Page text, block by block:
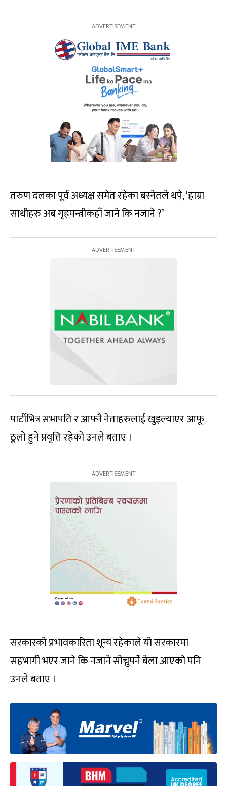
तरुण दलका पूर्व अध्यक्ष समेत रहेका बस्नेतले थपे, ‘हाम्रा
साथीहरु अब गृहमन्त्रीकहाँ जाने कि नजाने ?’
पार्टीभित्र सभापति र आफ्नै नेताहरुलाई खुइल्याएर आफू
ठूलो हुने प्रवृत्ति रहेको उनले बताए ।
सरकारको प्रभावकारिता शून्य रहेकाले यो सरकारमा
सहभागी भएर जाने कि नजाने सोच्नुपर्ने बेला आएको पनि
उनले बताए ।